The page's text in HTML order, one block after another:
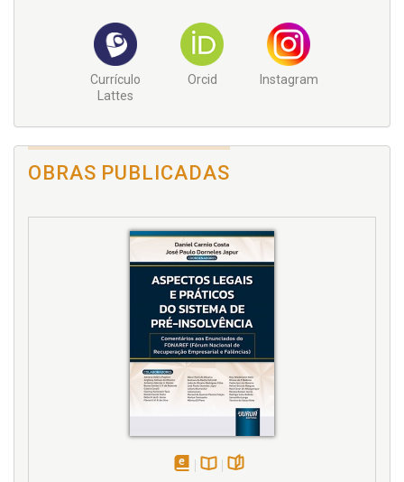
Currículo
Lattes
Orcid Instagram
OBRAS PUBLICADAS